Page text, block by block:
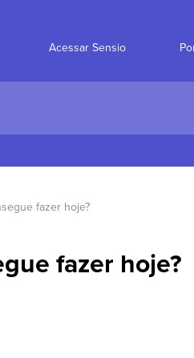
Acessar Sensio
fazer hoje?
fazer hoje?